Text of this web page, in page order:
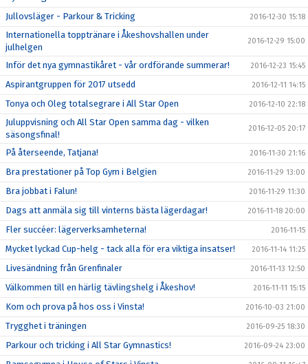
Jullovsläger - Parkour & Tricking 2016-12-30 15:18
Internationella topptränare i Åkeshovshallen under
julhelgen
2016-12-29 15:00
Inför det nya gymnastikåret - vår ordförande summerar! 2016-12-23 15:45
Aspirantgruppen för 2017 utsedd 2016-12-11 14:15
Tonya och Oleg totalsegrare i All Star Open 2016-12-10 22:18
Juluppvisning och All Star Open samma dag - vilken
säsongsfinal!
2016-12-05 20:17
På återseende, Tatjana! 2016-11-30 21:16
Bra prestationer på Top Gym i Belgien 2016-11-29 13:00
Bra jobbat i Falun! 2016-11-29 11:30
Dags att anmäla sig till vinterns bästa lägerdagar! 2016-11-18 20:00
Fler succéer: lägerverksamheterna! 2016-11-15
Mycket lyckad Cup-helg - tack alla för era viktiga insatser! 2016-11-14 11:25
Livesändning från Grenfinaler 2016-11-13 12:50
Välkommen till en härlig tävlingshelg i Åkeshov! 2016-11-11 15:15
Kom och prova på hos oss i Vinsta! 2016-10-03 21:00
Trygghet i träningen 2016-09-25 18:30
Parkour och tricking i All Star Gymnastics! 2016-09-24 23:00